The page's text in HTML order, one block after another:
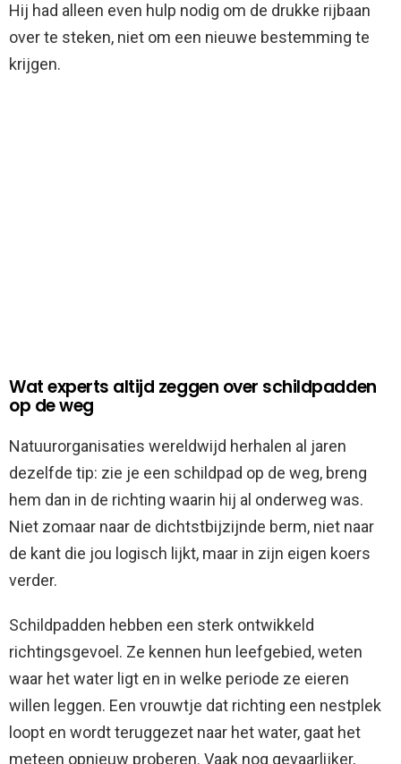
Hij had alleen even hulp nodig om de drukke rijbaan
over te steken, niet om een nieuwe bestemming te
krijgen.
Wat experts altijd zeggen over schildpadden
op de weg
Natuurorganisaties wereldwijd herhalen al jaren
dezelfde tip: zie je een schildpad op de weg, breng
hem dan in de richting waarin hij al onderweg was.
Niet zomaar naar de dichtstbijzijnde berm, niet naar
de kant die jou logisch lijkt, maar in zijn eigen koers
verder.
Schildpadden hebben een sterk ontwikkeld
richtingsgevoel. Ze kennen hun leefgebied, weten
waar het water ligt en in welke periode ze eieren
willen leggen. Een vrouwtje dat richting een nestplek
loopt en wordt teruggezet naar het water, gaat het
meteen opnieuw proberen. Vaak nog gevaarlijker,